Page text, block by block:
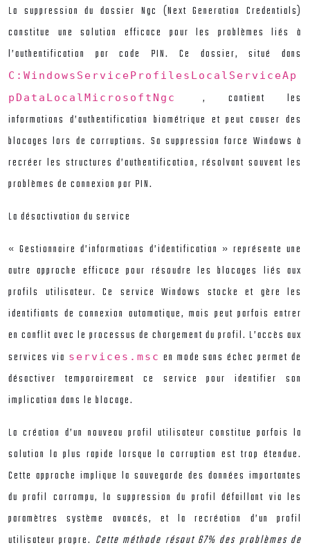
La suppression du dossier Ngc (Next Generation Credentials)
constitue une solution efficace pour les problèmes liés à
l’authentification par code PIN. Ce dossier, situé dans
C:WindowsServiceProfilesLocalServiceAp
pDataLocalMicrosoftNgc , contient les
informations d’authentification biométrique et peut causer des
blocages lors de corruptions. Sa suppression force Windows à
recréer les structures d’authentification, résolvant souvent les
problèmes de connexion par PIN.
La désactivation du service
« Gestionnaire d’informations d’identification » représente une
autre approche efficace pour résoudre les blocages liés aux
profils utilisateur. Ce service Windows stocke et gère les
identifiants de connexion automatique, mais peut parfois entrer
en conflit avec le processus de chargement du profil. L’accès aux
services via services.msc en mode sans échec permet de
désactiver temporairement ce service pour identifier son
implication dans le blocage.
La création d’un nouveau profil utilisateur constitue parfois la
solution la plus rapide lorsque la corruption est trop étendue.
Cette approche implique la sauvegarde des données importantes
du profil corrompu, la suppression du profil défaillant via les
paramètres système avancés, et la recréation d’un profil
utilisateur propre. Cette méthode résout 67% des problèmes de